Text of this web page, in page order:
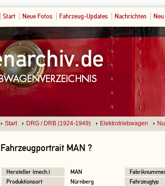
Start Neue Fotos Fahrzeug-Updates Nachrichten
Start DRG / DRB (1924-1949) Elektrotriebwagen
Fahrzeugportrait MAN ?
Hersteller (mech.) MAN
Produktionsort
Nürnberg Fahrzeugtyp